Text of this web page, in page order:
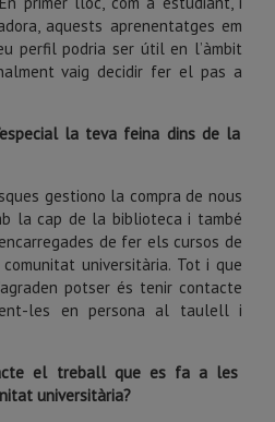
aquests aprenentatges em
perfil podria ser útil en l’àmbit
vaig decidir fer el pas a
la teva feina dins de la
gestiono la compra de nous
la cap de la biblioteca i també
de fer els cursos de
universitària. Tot i que
potser és tenir contacte
les en persona al taulell i
el treball que es fa a les
universitària?